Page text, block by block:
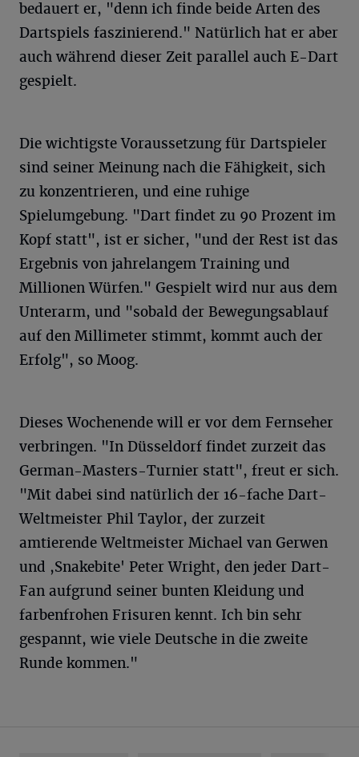
bedauert er, "denn ich finde beide Arten des
Dartspiels faszinierend." Natürlich hat er aber
auch während dieser Zeit parallel auch E-Dart
gespielt.
Die wichtigste Voraussetzung für Dartspieler
sind seiner Meinung nach die Fähigkeit, sich
zu konzentrieren, und eine ruhige
Spielumgebung. "Dart findet zu 90 Prozent im
Kopf statt", ist er sicher, "und der Rest ist das
Ergebnis von jahrelangem Training und
Millionen Würfen." Gespielt wird nur aus dem
Unterarm, und "sobald der Bewegungsablauf
auf den Millimeter stimmt, kommt auch der
Erfolg", so Moog.
Dieses Wochenende will er vor dem Fernseher
verbringen. "In Düsseldorf findet zurzeit das
German-Masters-Turnier statt", freut er sich.
"Mit dabei sind natürlich der 16-fache Dart-
Weltmeister Phil Taylor, der zurzeit
amtierende Weltmeister Michael van Gerwen
und ,Snakebite' Peter Wright, den jeder Dart-
Fan aufgrund seiner bunten Kleidung und
farbenfrohen Frisuren kennt. Ich bin sehr
gespannt, wie viele Deutsche in die zweite
Runde kommen."